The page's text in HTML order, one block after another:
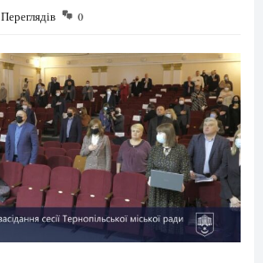
Переглядів 0